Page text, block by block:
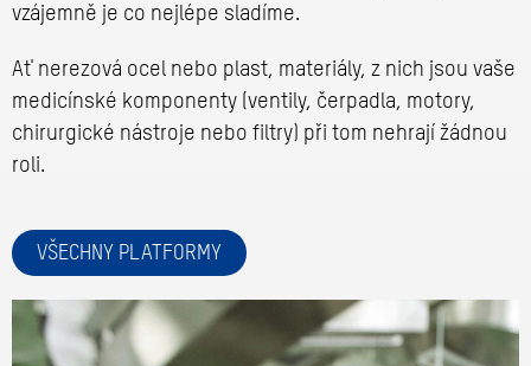
vzájemně je co nejlépe sladíme.
Ať nerezová ocel nebo plast, materiály, z nich jsou vaše
medicínské komponenty (ventily, čerpadla, motory,
chirurgické nástroje nebo filtry) při tom nehrají žádnou
roli.
VŠECHNY PLATFORMY